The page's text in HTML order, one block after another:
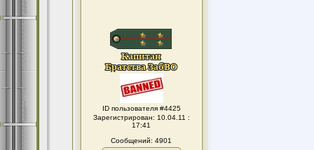
ID пользователя #4425
Зарегистрирован: 10.04.11 :
17:41
Сообщений: 4901